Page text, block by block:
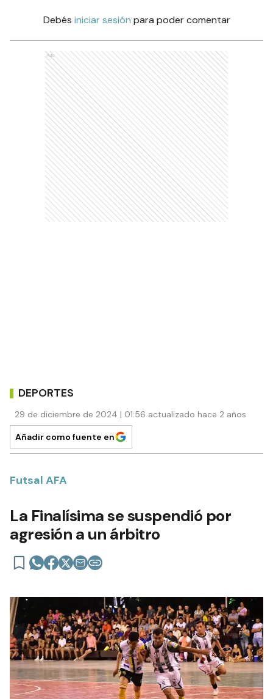
Debés iniciar sesión para poder comentar
Ads
DEPORTES
29 de diciembre de 2024 | 01:56 actualizado hace 2 años
Añadir como fuente en
Futsal AFA
La Finalísima se suspendió por
agresión a un árbitro